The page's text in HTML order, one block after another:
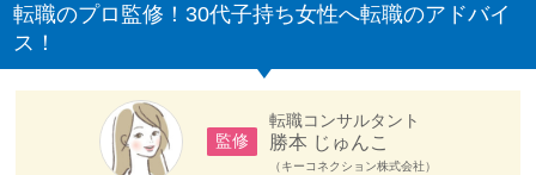
転職のプロ監修！30代子持ち女性へ転職のアドバイ
ス！
監修
転職コンサルタント
勝本 じゅんこ
（キーコネクション株式会社）